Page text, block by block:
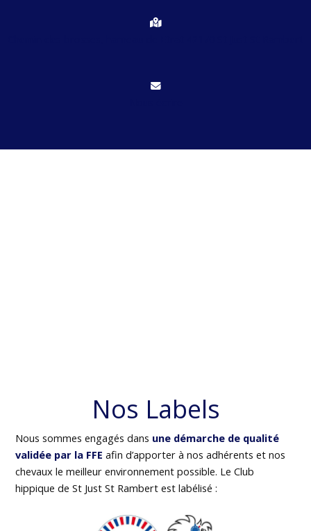
Nos Labels
Nous sommes engagés dans une démarche de qualité
validée par la FFE afin d’apporter à nos adhérents et nos
chevaux le meilleur environnement possible. Le Club
hippique de St Just St Rambert est labélisé :